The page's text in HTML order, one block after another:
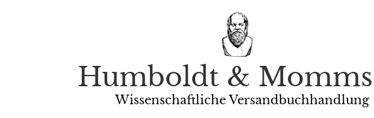
Humboldt &
Wissenschaftliche Versandbuchhandlung